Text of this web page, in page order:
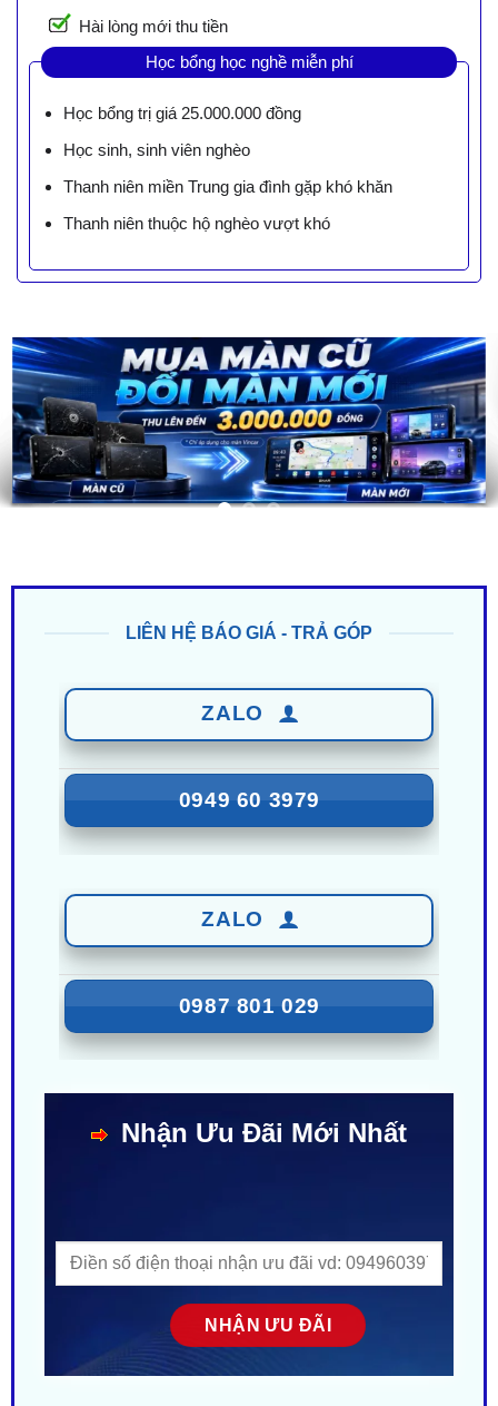
Hài lòng mới thu tiền
Học bổng học nghề miễn phí
Học bổng trị giá 25.000.000 đồng
Học sinh, sinh viên nghèo
Thanh niên miền Trung gia đình gặp khó khăn
Thanh niên thuộc hộ nghèo vượt khó
0949 60 3979
0987 801 029